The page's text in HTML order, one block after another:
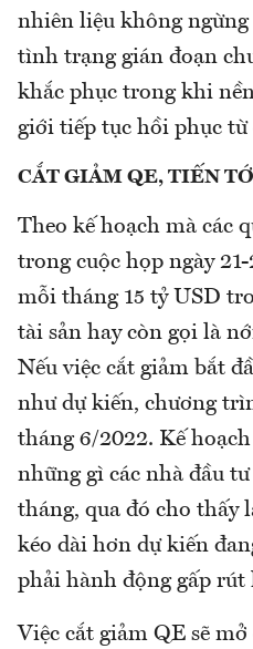
nhiên liệu không ngừng
tình trạng gián đoạn
khắc phục trong khi
giới tiếp tục hồi phục từ
CẮT GIẢM QE, TIẾN
Theo kế hoạch mà các
trong cuộc họp ngày
mỗi tháng 15 tỷ USD
tài sản hay còn gọi là
Nếu việc cắt giảm bắt
như dự kiến, chương
tháng 6/2022. Kế
những gì các nhà đầu
tháng, qua đó cho thấy
kéo dài hơn dự kiến
phải hành động gấp rút
Việc cắt giảm QE sẽ